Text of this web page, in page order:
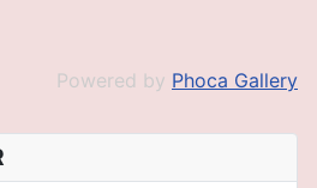
Powered by Phoca Gallery